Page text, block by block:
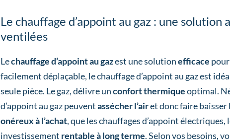
Le chauffage d’appoint au gaz : une solution
ventilées
Lechauffage d’appoint au gazest une solutionefficace
facilement déplaçable, le chauffage d’appoint au gaz est
seule pièce. Le gaz, délivre unconfort thermiqueoptimal.
d’appoint au gaz peuventassécher l’airet donc faire baisser
onéreuxà l’achat, que les chauffages d’appoint électriques,
investissement rentable à long terme. Selon vos besoins,